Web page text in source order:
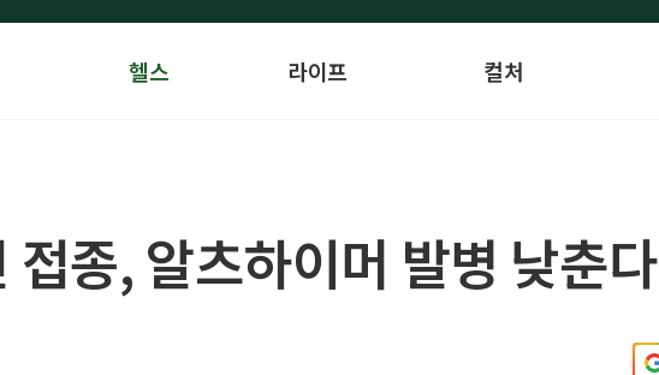
헬스 라이프 컬처
종, 알츠하이머 발병 낮춘다